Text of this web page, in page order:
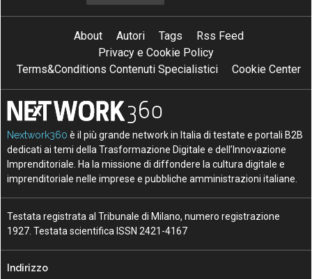
About Autori Tags
Rss Feed
Privacy e Cookie Policy
Terms&Conditions Contenuti Specialistici
Cookie Center
Nextwork360 è il più grande network in Italia di testate e portali B2B
dedicati ai temi della Trasformazione Digitale e dell’Innovazione
Imprenditoriale. Ha la missione di diffondere la cultura digitale e
imprenditoriale nelle imprese e pubbliche amministrazioni italiane.
Testata registrata al Tribunale di Milano, numero registrazione
1927. Testata scientifica ISSN 2421-4167
Indirizzo